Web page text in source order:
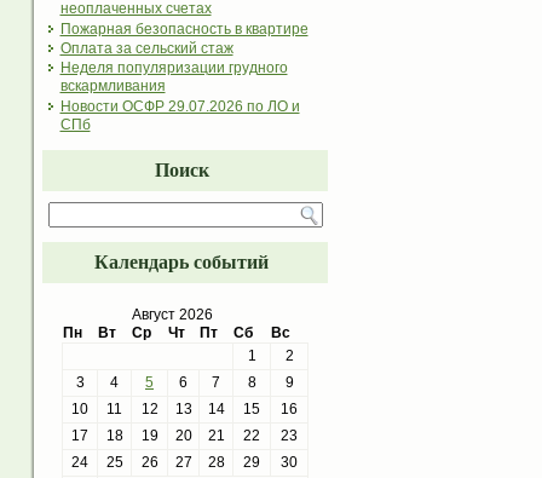
неоплаченных счетах
Пожарная безопасность в квартире
Оплата за сельский стаж
Неделя популяризации грудного
вскармливания
Новости ОСФР 29.07.2026 по ЛО и
СПб
Поиск
Календарь событий
Август 2026
Пн
Вт Ср Чт Пт Сб
Вс
1
2
3
4 5 6 7 8
9
10
11 12 13 14 15
16
17
18 19 20 21 22
23
24
25 26 27 28 29
30